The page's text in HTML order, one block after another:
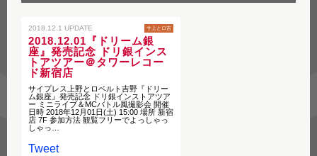
2018.12.1 UPDATE サ上とロ吉
2018.12.01『ドリーム銀
座』発売記念 ドリ銀インス
トアツアー＠タワーレコー
ド新宿店
サイプレス上野とロベルト吉野『ドリー
ム銀座』発売記念 ドリ銀インストアツア
ー ミニライブ＆MCバトル風撮影会 開催
日時 2018年12月01日(土) 15:00 場所 新宿
店 7F 参加方法 観覧フリーでよっしゃっ
しゃっ…
Tweet